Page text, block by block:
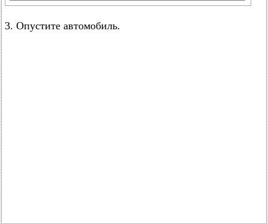
3. Опустите автомобиль.